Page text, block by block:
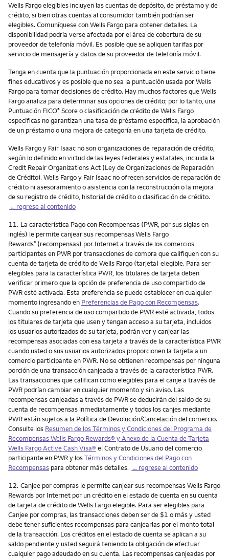
Wells Fargo elegibles incluyen las cuentas de depósito, de préstamo y de
crédito, si bien otras cuentas al consumidor también podrían ser
elegibles. Comuníquese con Wells Fargo para obtener detalles. La
disponibilidad podría verse afectada por el área de cobertura de su
proveedor de telefonía móvil. Es posible que se apliquen tarifas por
servicio de mensajería y datos de su proveedor de telefonía móvil.
Tenga en cuenta que la puntuación proporcionada en este servicio tiene
fines educativos y es posible que no sea la puntuación usada por Wells
Fargo para tomar decisiones de crédito. Hay muchos factores que Wells
Fargo analiza para determinar sus opciones de crédito; por lo tanto, una
Puntuación FICO® Score o clasificación de crédito de Wells Fargo
específicas no garantizan una tasa de préstamo específica, la aprobación
de un préstamo o una mejora de categoría en una tarjeta de crédito.
Wells Fargo y Fair Isaac no son organizaciones de reparación de crédito,
según lo definido en virtud de las leyes federales y estatales, incluida la
Credit Repair Organizations Act (Ley de Organizaciones de Reparación
de Crédito). Wells Fargo y Fair Isaac no ofrecen servicios de reparación de
crédito ni asesoramiento o asistencia con la reconstrucción o la mejora
de su registro de crédito, historial de crédito o clasificación de crédito.
←regrese al contenido
Nota
11. La característica Pago con Recompensas (PWR, por sus siglas en
inglés) le permite canjear sus recompensas Wells Fargo
Rewards® (recompensas) por Internet a través de los comercios
participantes en PWR por transacciones de compra que califiquen con su
cuenta de tarjeta de crédito de Wells Fargo (tarjeta) elegible. Para ser
elegibles para la característica PWR, los titulares de tarjeta deben
verificar primero que la opción de preferencia de uso compartido de
PWR esté activada. Esta preferencia se puede establecer en cualquier
momento ingresando en Preferencias de Pago con Recompensas.
Cuando su preferencia de uso compartido de PWR esté activada, todos
los titulares de tarjeta que usen y tengan acceso a su tarjeta, incluidos
los usuarios autorizados de su tarjeta, podrán ver y canjear las
recompensas asociadas con esa tarjeta a través de la característica PWR
cuando usted o sus usuarios autorizados proporcionen la tarjeta a un
comercio participante en PWR. No se obtienen recompensas por ninguna
porción de una transacción canjeada a través de la característica PWR.
Las transacciones que califican como elegibles para el canje a través de
PWR podrían cambiar en cualquier momento y sin aviso. Las
recompensas canjeadas a través de PWR se deducirán del saldo de su
cuenta de recompensas inmediatamente y todos los canjes mediante
PWR están sujetos a la Política de Devolución/Cancelación del comercio.
Consulte los Resumen de los Términos y Condiciones del Programa de
Recompensas Wells Fargo Rewards® y Anexo de la Cuenta de Tarjeta
Wells Fargo Active Cash Visa® el Contrato de Usuario del comercio
participante en PWR y losTérminos y Condiciones del Pago con
Recompensas para obtener más detalles. ←regrese al contenido
Nota
12. Canjee por compras le permite canjear sus recompensas Wells Fargo
Rewards por Internet por un crédito en el estado de cuenta en su cuenta
de tarjeta de crédito de Wells Fargo elegible. Para ser elegibles para
Canjee por compras, las transacciones deben ser de $1 o más y usted
debe tener suficientes recompensas para canjearlas por el monto total
de la transacción. Los créditos en el estado de cuenta se aplican a su
saldo pendiente y usted seguirá teniendo la obligación de efectuar
cualquier pago adeudado en su cuenta. Las recompensas canjeadas por